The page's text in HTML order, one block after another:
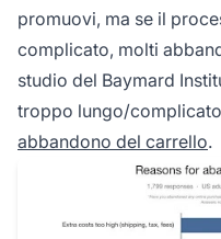
promuovi, ma se il
complicato, molti
studio del Baymard
troppo lungo/
abbandono del carrello.